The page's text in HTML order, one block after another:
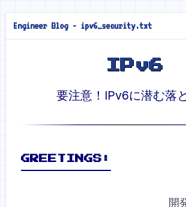
Engineer Blog - ipv6_security.txt
IPv6
要注意！IPv6に潜む落
GREETINGS:
開